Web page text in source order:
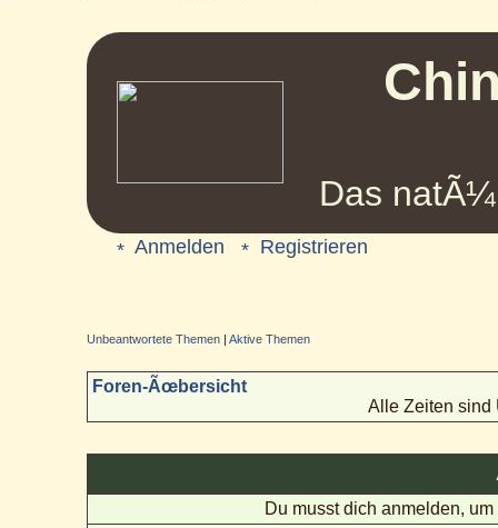
Das
Anmelden Registrieren
Unbeantwortete Themen |Aktive Themen
Foren-Ãœbersicht
Alle Zeiten sind
Du musst dich anmelden,